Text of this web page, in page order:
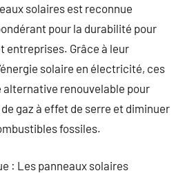
solaires est reconnue
pour la durabilité pour
entreprises. Grâce à leur
solaire en électricité, ces
renouvelable pour
gaz à effet de serre et diminuer
fossiles.
: Les panneaux solaires